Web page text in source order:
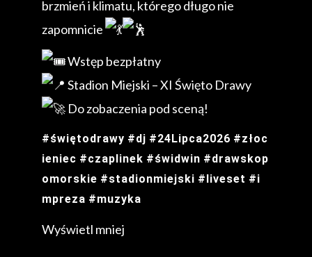
brzmień i klimatu, którego długo nie
zapomnicie
Wstęp bezpłatny
Stadion Miejski – XI Święto Drawy
Do zobaczenia pod sceną!
#świętodrawy #dj #24Lipca2026 #złoc
ieniec #czaplinek #świdwin #drawskop
omorskie #stadionmiejski #liveset #i
mpreza #muzyka
Wyświetl mniej